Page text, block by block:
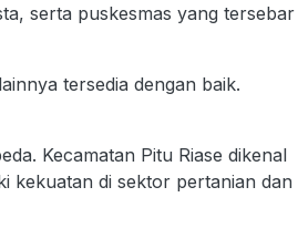
serta puskesmas yang tersebar
tersedia dengan baik.
Kecamatan Pitu Riase dikenal
kekuatan di sektor pertanian dan